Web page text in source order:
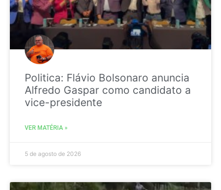
Politica: Flávio Bolsonaro anuncia
Alfredo Gaspar como candidato a
vice-presidente
VER MATÉRIA »
5 de agosto de 2026